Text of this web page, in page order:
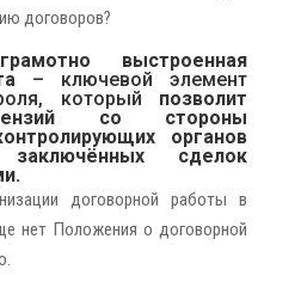
договоров?
грамотно выстроенная
– ключевой элемент
который позволит
со стороны
органов
сделок
договорной работы в
нет Положения о договорной